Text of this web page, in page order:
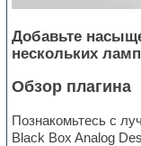
Добавьте
нескольких
Обзор плагина
Познакомьтесь с
Black Box Analog